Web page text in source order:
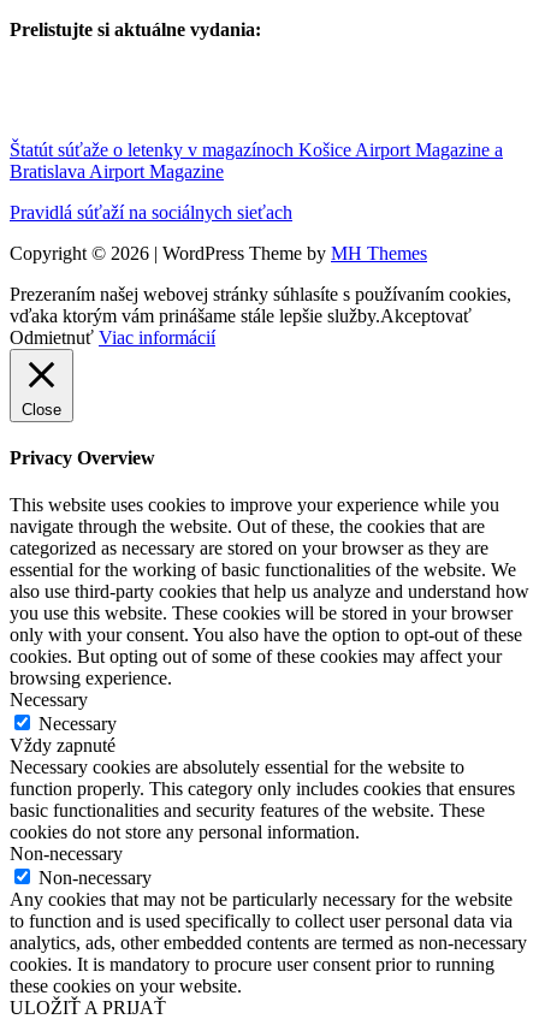
Prelistujte si aktuálne vydania:
Štatút súťaže o letenky v magazínoch Košice Airport Magazine a
Bratislava Airport Magazine
Pravidlá súťaží na sociálnych sieťach
Copyright © 2026 | WordPress Theme by MH Themes
Prezeraním našej webovej stránky súhlasíte s používaním cookies,
vďaka ktorým vám prinášame stále lepšie služby.Akceptovať
Odmietnuť Viac informácií
Close
Privacy Overview
This website uses cookies to improve your experience while you
navigate through the website. Out of these, the cookies that are
categorized as necessary are stored on your browser as they are
essential for the working of basic functionalities of the website. We
also use third-party cookies that help us analyze and understand how
you use this website. These cookies will be stored in your browser
only with your consent. You also have the option to opt-out of these
cookies. But opting out of some of these cookies may affect your
browsing experience.
Necessary
Necessary
Vždy zapnuté
Necessary cookies are absolutely essential for the website to
function properly. This category only includes cookies that ensures
basic functionalities and security features of the website. These
cookies do not store any personal information.
Non-necessary
Non-necessary
Any cookies that may not be particularly necessary for the website
to function and is used specifically to collect user personal data via
analytics, ads, other embedded contents are termed as non-necessary
cookies. It is mandatory to procure user consent prior to running
these cookies on your website.
ULOŽIŤ A PRIJAŤ